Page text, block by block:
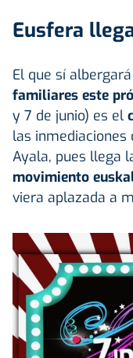
Eusfera
El que sí albergará
familiares este
y 7 de junio) es el
las inmediaciones
Ayala, pues llega
movimiento
viera aplazada a